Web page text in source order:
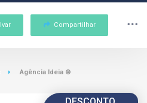
Compartilhar
Agência Ideia ®